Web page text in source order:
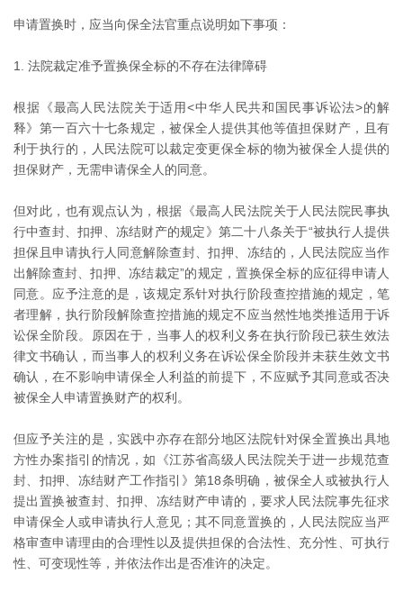
申请置换时，应当向保全法官重点说明如下事项：
1. 法院裁定准予置换保全标的不存在法律障碍
根据《最高人民法院关于适用<中华人民共和国民事诉讼法>的解
释》第一百六十七条规定，被保全人提供其他等值担保财产，且有
利于执行的，人民法院可以裁定变更保全标的物为被保全人提供的
担保财产，无需申请保全人的同意。
但对此，也有观点认为，根据《最高人民法院关于人民法院民事执
行中查封、扣押、冻结财产的规定》第二十八条关于“被执行人提供
担保且申请执行人同意解除查封、扣押、冻结的，人民法院应当作
出解除查封、扣押、冻结裁定”的规定，置换保全标的应征得申请人
同意。应予注意的是，该规定系针对执行阶段查控措施的规定，笔
者理解，执行阶段解除查控措施的规定不应当然性地类推适用于诉
讼保全阶段。原因在于，当事人的权利义务在执行阶段已获生效法
律文书确认，而当事人的权利义务在诉讼保全阶段并未获生效文书
确认，在不影响申请保全人利益的前提下，不应赋予其同意或否决
被保全人申请置换财产的权利。
但应予关注的是，实践中亦存在部分地区法院针对保全置换出具地
方性办案指引的情况，如《江苏省高级人民法院关于进一步规范查
封、扣押、冻结财产工作指引》第18条明确，被保全人或被执行人
提出置换被查封、扣押、冻结财产申请的，要求人民法院事先征求
申请保全人或申请执行人意见；其不同意置换的，人民法院应当严
格审查申请理由的合理性以及提供担保的合法性、充分性、可执行
性、可变现性等，并依法作出是否准许的决定。